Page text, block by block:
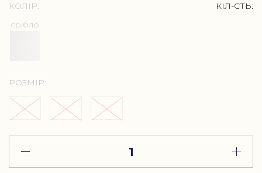
КОЛІР:
КІЛ-СТЬ:
срібло
РОЗМІР:
36 38 41